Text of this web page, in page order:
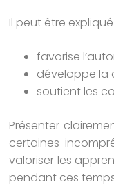
Il peut être
favorise
développe la
soutient les
Présenter
certaines
valoriser les
pendant ces